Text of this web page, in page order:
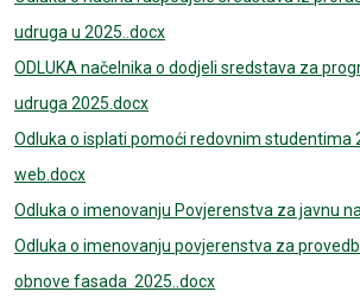
udruga u 2025..docx
ODLUKA načelnika o dodjeli sredstava za
udruga 2025.docx
Odluka o isplati pomoći redovnim studentima
web.docx
Odluka o imenovanju Povjerenstva za javnu
Odluka o imenovanju povjerenstva za
obnove fasada 2025..docx